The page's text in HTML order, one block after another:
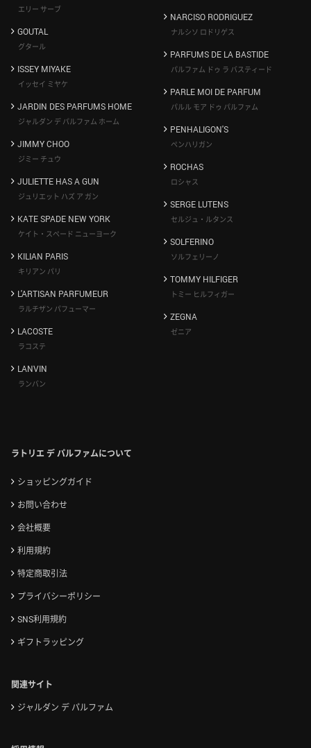
ラトリエ デ パルファムについて
ショッピングガイド
お問い合わせ
会社概要
利用規約
特定商取引法
プライバシーポリシー
SNS利用規約
ギフトラッピング
関連サイト
ジャルダン デ パルファム
エリー サーブ
GOUTAL
グタール
ISSEY MIYAKE
イッセイ ミヤケ
JARDIN DES PARFUMS HOME
ジャルダン デ パルファム ホーム
JIMMY CHOO
ジミー チュウ
JULIETTE HAS A GUN
ジュリエット ハズ ア ガン
KATE SPADE NEW YORK
ケイト・スペード ニューヨーク
KILIAN PARIS
キリアン パリ
L'ARTISAN PARFUMEUR
ラルチザン パフューマー
LACOSTE
ラコステ
LANVIN
ランバン
NARCISO RODRIGUEZ
ナルシソ ロドリゲス
PARFUMS DE LA BASTIDE
パルファム ドゥ ラ バスティード
PARLE MOI DE PARFUM
パルル モア ドゥ パルファム
PENHALIGON'S
ペンハリガン
ROCHAS
ロシャス
SERGE LUTENS
セルジュ・ルタンス
SOLFERINO
ソルフェリーノ
TOMMY HILFIGER
トミー ヒルフィガー
ZEGNA
ゼニア